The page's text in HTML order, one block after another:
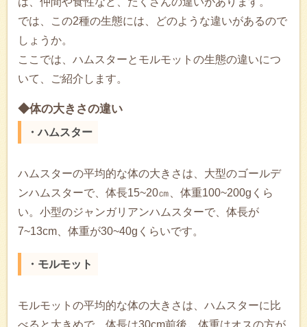
では、この2種の生態には、どのような違いがあるので
しょうか。
ここでは、ハムスターとモルモットの生態の違いにつ
いて、ご紹介します。
◆体の大きさの違い
・ハムスター
ハムスターの平均的な体の大きさは、大型のゴールデ
ンハムスターで、体長15~20㎝、体重100~200gくら
い。小型のジャンガリアンハムスターで、体長が
7~13cm、体重が30~40gくらいです。
・モルモット
モルモットの平均的な体の大きさは、ハムスターに比